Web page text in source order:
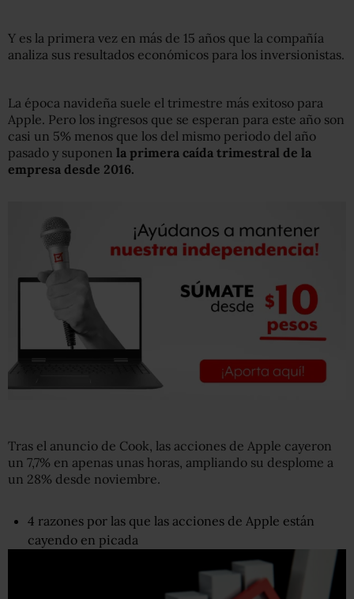
Y es la primera vez en más de 15 años que la compañía
analiza sus resultados económicos para los inversionistas.
La época navideña suele el trimestre más exitoso para
Apple. Pero los ingresos que se esperan para este año son
casi un 5% menos que los del mismo periodo del año
pasado y suponen la primera caída trimestral de la
empresa desde 2016.
Tras el anuncio de Cook, las acciones de Apple cayeron
un 7,7% en apenas unas horas, ampliando su desplome a
un 28% desde noviembre.
4 razones por las que las acciones de Apple están
cayendo en picada